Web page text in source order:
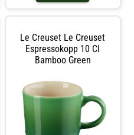
Le Creuset Le Creuset
Espressokopp 10 Cl
Bamboo Green